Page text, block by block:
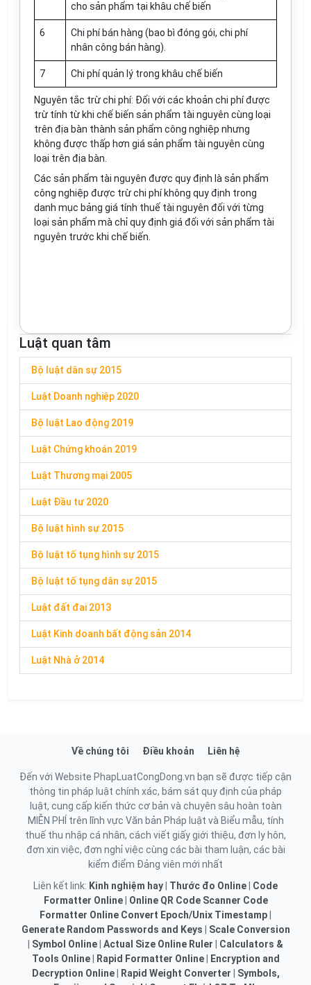
cho sản phẩm tại khâu chế biến
6
Chi phí bán hàng (bao bì đóng gói, chi phí
nhân công bán hàng).
7 Chi phí quản lý trong khâu chế biến
Nguyên tắc trừ chi phí: Đối với các khoản chi phí được
trừ tính từ khi chế biến sản phẩm tài nguyên cùng loại
trên địa bàn thành sản phẩm công nghiệp nhưng
không được thấp hơn giá sản phẩm tài nguyên cùng
loại trên địa bàn.
Các sản phẩm tài nguyên được quy định là sản phẩm
công nghiệp được trừ chi phí không quy định trong
danh mục bảng giá tính thuế tài nguyên đối với từng
loại sản phẩm mà chỉ quy định giá đối với sản phẩm tài
nguyên trước khi chế biến.
Luật quan tâm
Bộ luật dân sự 2015
Luật Doanh nghiệp 2020
Bộ luật Lao động 2019
Luật Chứng khoán 2019
Luật Thương mại 2005
Luật Đầu tư 2020
Bộ luật hình sự 2015
Bộ luật tố tụng hình sự 2015
Bộ luật tố tụng dân sự 2015
Luật đất đai 2013
Luật Kinh doanh bất động sản 2014
Luật Nhà ở 2014
Về chúng tôi Điều khoản Liên hệ
Đến với Website PhapLuatCongDong.vn bạn sẽ được tiếp cận
thông tin pháp luật chính xác, bám sát quy định của pháp
luật, cung cấp kiến thức cơ bản và chuyên sâu hoàn toàn
MIỄN PHÍ trên lĩnh vực Văn bản Pháp luật và Biểu mẫu, tính
thuế thu nhập cá nhân, cách viết giấy giới thiệu, đơn ly hôn,
đơn xin việc, đơn nghỉ việc cùng các bài tham luận, các bài
kiểm điểm Đảng viên mới nhất
Liên kết link: Kinh nghiệm hay Thước đo Online
Code
Formatter Online| Online QR Code Scanner Code
Formatter Online Convert Epoch/Unix Timestamp
Generate Random Passwords and Keys
Scale Conversion
Symbol Online Actual Size Online Ruler
Calculators &
Tools Online| Rapid Formatter Online|
Encryption and
Decryption Online| Rapid Weight Converter
Symbols,